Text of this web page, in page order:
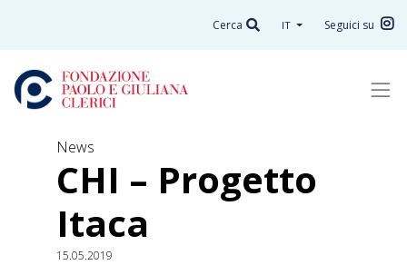
Cerca IT Seguici su
News
CHI – Progetto
Itaca
15.05.2019